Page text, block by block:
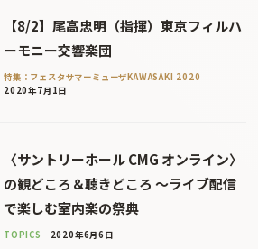
【8/2】尾高忠明（指揮）東京フィルハ
ーモニー交響楽団
特集：フェスタサマーミューザKAWASAKI 2020
2020年7月1日
〈サントリーホール CMG オンライン〉
の観どころ＆聴きどころ 〜ライブ配信
で楽しむ室内楽の祭典
TOPICS 2020年6月6日